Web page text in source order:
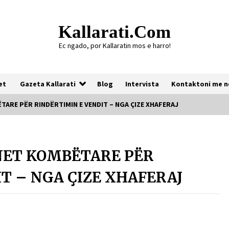
Kallarati.com
Ec ngado, por Kallaratin mos e harro!
Gazeta Kallarati Blog Intervista Kontaktoni me
07/07/2026
PËR RINDËRTIMIN E VENDIT – NGA ÇIZE XHAFERAJ
KOMBËTARE PËR
– NGA ÇIZE XHAFERAJ